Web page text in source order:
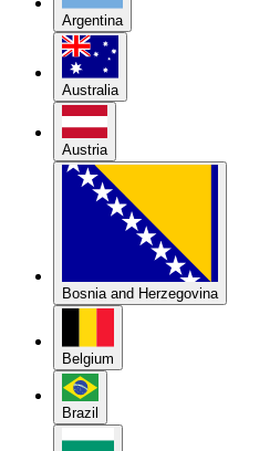
Argentina
Australia
Austria
Bosnia and Herzegovina
Belgium
Brazil